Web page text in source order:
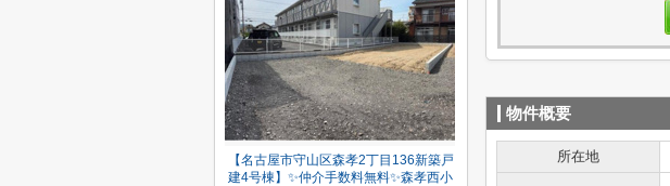
物件概要
所在地
【名古屋市守山区森孝2丁目136新築戸
建4号棟】✨️仲介手数料無料✨️森孝西小